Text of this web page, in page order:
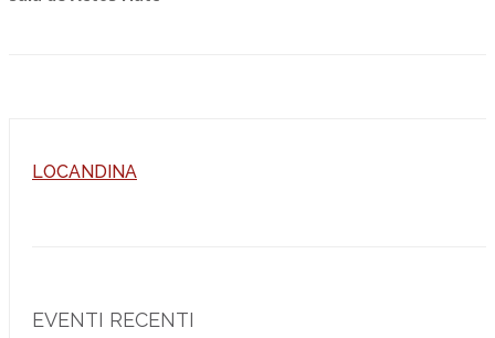
LOCANDINA
EVENTI RECENTI